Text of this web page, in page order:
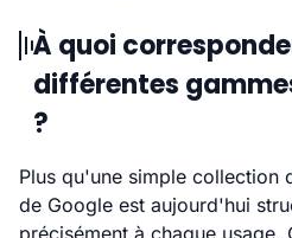
À quoi
différentes
?
Plus qu'une simple collection
de Google est aujourd'hui
précisément à chaque usage.